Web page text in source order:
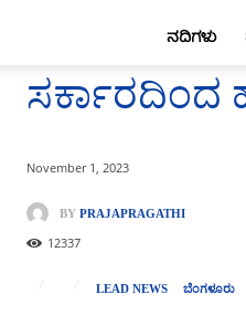
ನದಿಗಳು
ಸರ್ಕಾರದಿಂದ
November 1, 2023
BY PRAJAPRAGATHI
12337
LEAD NEWS ಬೆಂಗಳೂರು